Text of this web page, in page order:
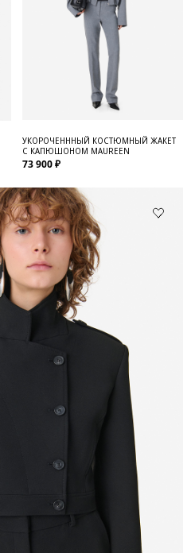
УКОРОЧЕНННЫЙ КОСТЮМНЫЙ ЖАКЕТ
С КАПЮШОНОМ MAUREEN
73 900 ₽